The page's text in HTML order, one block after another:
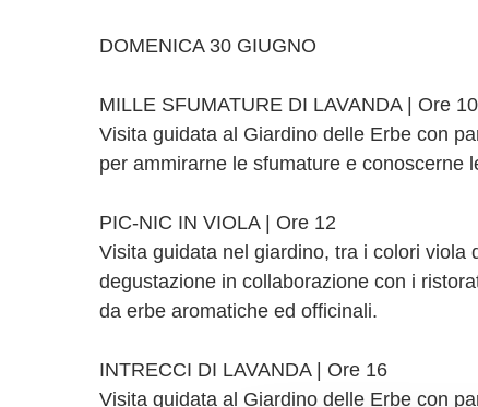
DOMENICA 30 GIUGNO
MILLE SFUMATURE DI LAVANDA | Ore
Visita guidata al Giardino delle Erbe con
per ammirarne le sfumature e conoscerne
PIC-NIC IN VIOLA | Ore 12
Visita guidata nel giardino, tra i colori viola
degustazione in collaborazione con i
da erbe aromatiche ed officinali.
INTRECCI DI LAVANDA | Ore 16
Visita guidata al Giardino delle Erbe con